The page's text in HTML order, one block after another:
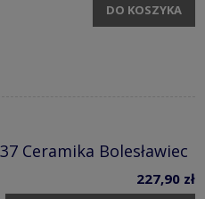
DO KOSZYKA
Ceramika Bolesławiec
227,90 zł